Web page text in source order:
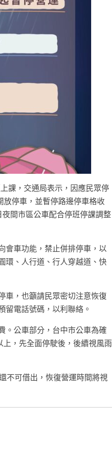
課，交通局表示，因應民眾停
放停車，並暫停路邊停車格收
間市區公車配合停班停課調整
會車功能，禁止併排停車，以
環、人行道、行人穿越道、快
車，也籲請民眾密切注意恢復
留電話號碼，以利聯絡。
。公車部分，台中市公車為確
，先全面停駛後，後續視風雨
不可借出，恢復營運時間將視